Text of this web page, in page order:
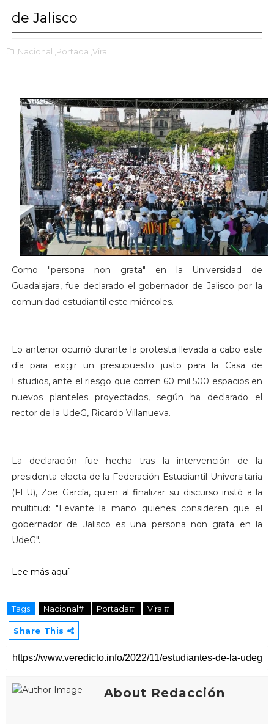
de Jalisco
,Nacional ,Portada ,Viral
Como "persona non grata" en la Universidad de
Guadalajara, fue declarado el gobernador de Jalisco por la
comunidad estudiantil este miércoles.
Lo anterior ocurrió durante la protesta llevada a cabo este
día para exigir un presupuesto justo para la Casa de
Estudios, ante el riesgo que corren 60 mil 500 espacios en
nuevos planteles proyectados, según ha declarado el
rector de la UdeG, Ricardo Villanueva.
La declaración fue hecha tras la intervención de la
presidenta electa de la Federación Estudiantil Universitaria
(FEU), Zoe García, quien al finalizar su discurso instó a la
multitud: "Levante la mano quienes consideren que el
gobernador de Jalisco es una persona non grata en la
UdeG".
Lee más aquí
Tags Nacional# Portada# Viral#
Share This
About Redacción